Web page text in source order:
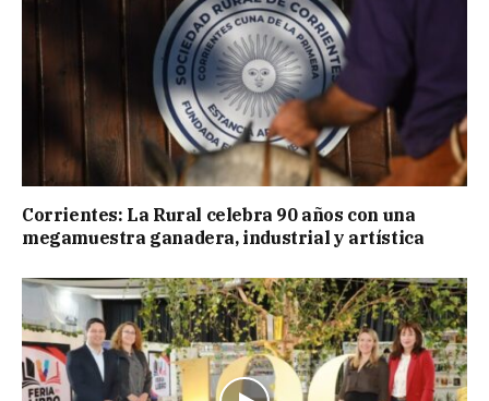
Corrientes: La Rural celebra 90 años con una
megamuestra ganadera, industrial y artística